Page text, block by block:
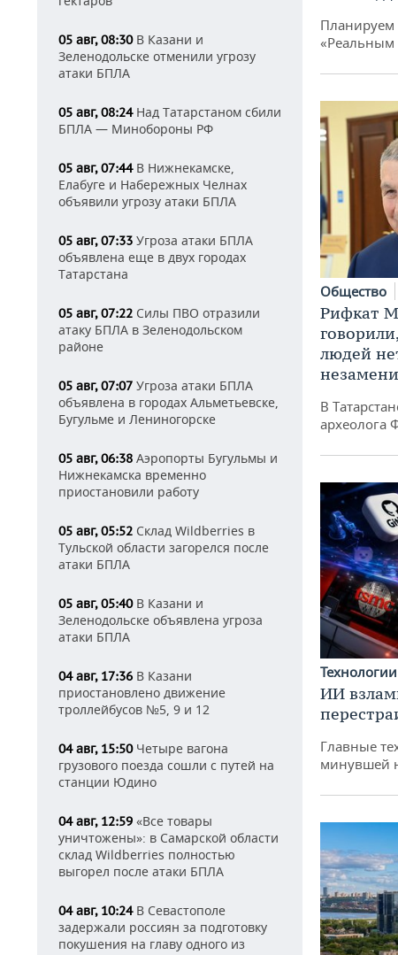
05 авг, 08:30В Казани и
Зеленодольске отменили угрозу
атаки БПЛА
05 авг, 08:24Над Татарстаном сбили
БПЛА — Минобороны РФ
05 авг, 07:44В Нижнекамске,
Елабуге и Набережных Челнах
объявили угрозу атаки БПЛА
05 авг, 07:33 Угроза атаки БПЛА
объявлена еще в двух городах
Татарстана
05 авг, 07:22 Силы ПВО отразили
атаку БПЛА в Зеленодольском
районе
05 авг, 07:07 Угроза атаки БПЛА
объявлена в городах Альметьевске,
Бугульме и Лениногорске
05 авг, 06:38 Аэропорты Бугульмы и
Нижнекамска временно
приостановили работу
05 авг, 05:52 Склад Wildberries в
Тульской области загорелся после
атаки БПЛА
05 авг, 05:40В Казани и
Зеленодольске объявлена угроза
атаки БПЛА
04 авг, 17:36 В Казани
приостановлено движение
троллейбусов №5, 9 и 12
04 авг, 15:50Четыре вагона
грузового поезда сошли с путей на
станции Юдино
04 авг, 12:59 «Все товары
уничтожены»: в Самарской области
склад Wildberries полностью
выгорел после атаки БПЛА
04 авг, 10:24В Севастополе
задержали россиян за подготовку
покушения на главу одного из
Планируем
«Реальным
Общество
Рифкат
людей
В
археолога
Технологии
ИИ
Главные
минувшей